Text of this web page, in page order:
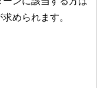
求められます。